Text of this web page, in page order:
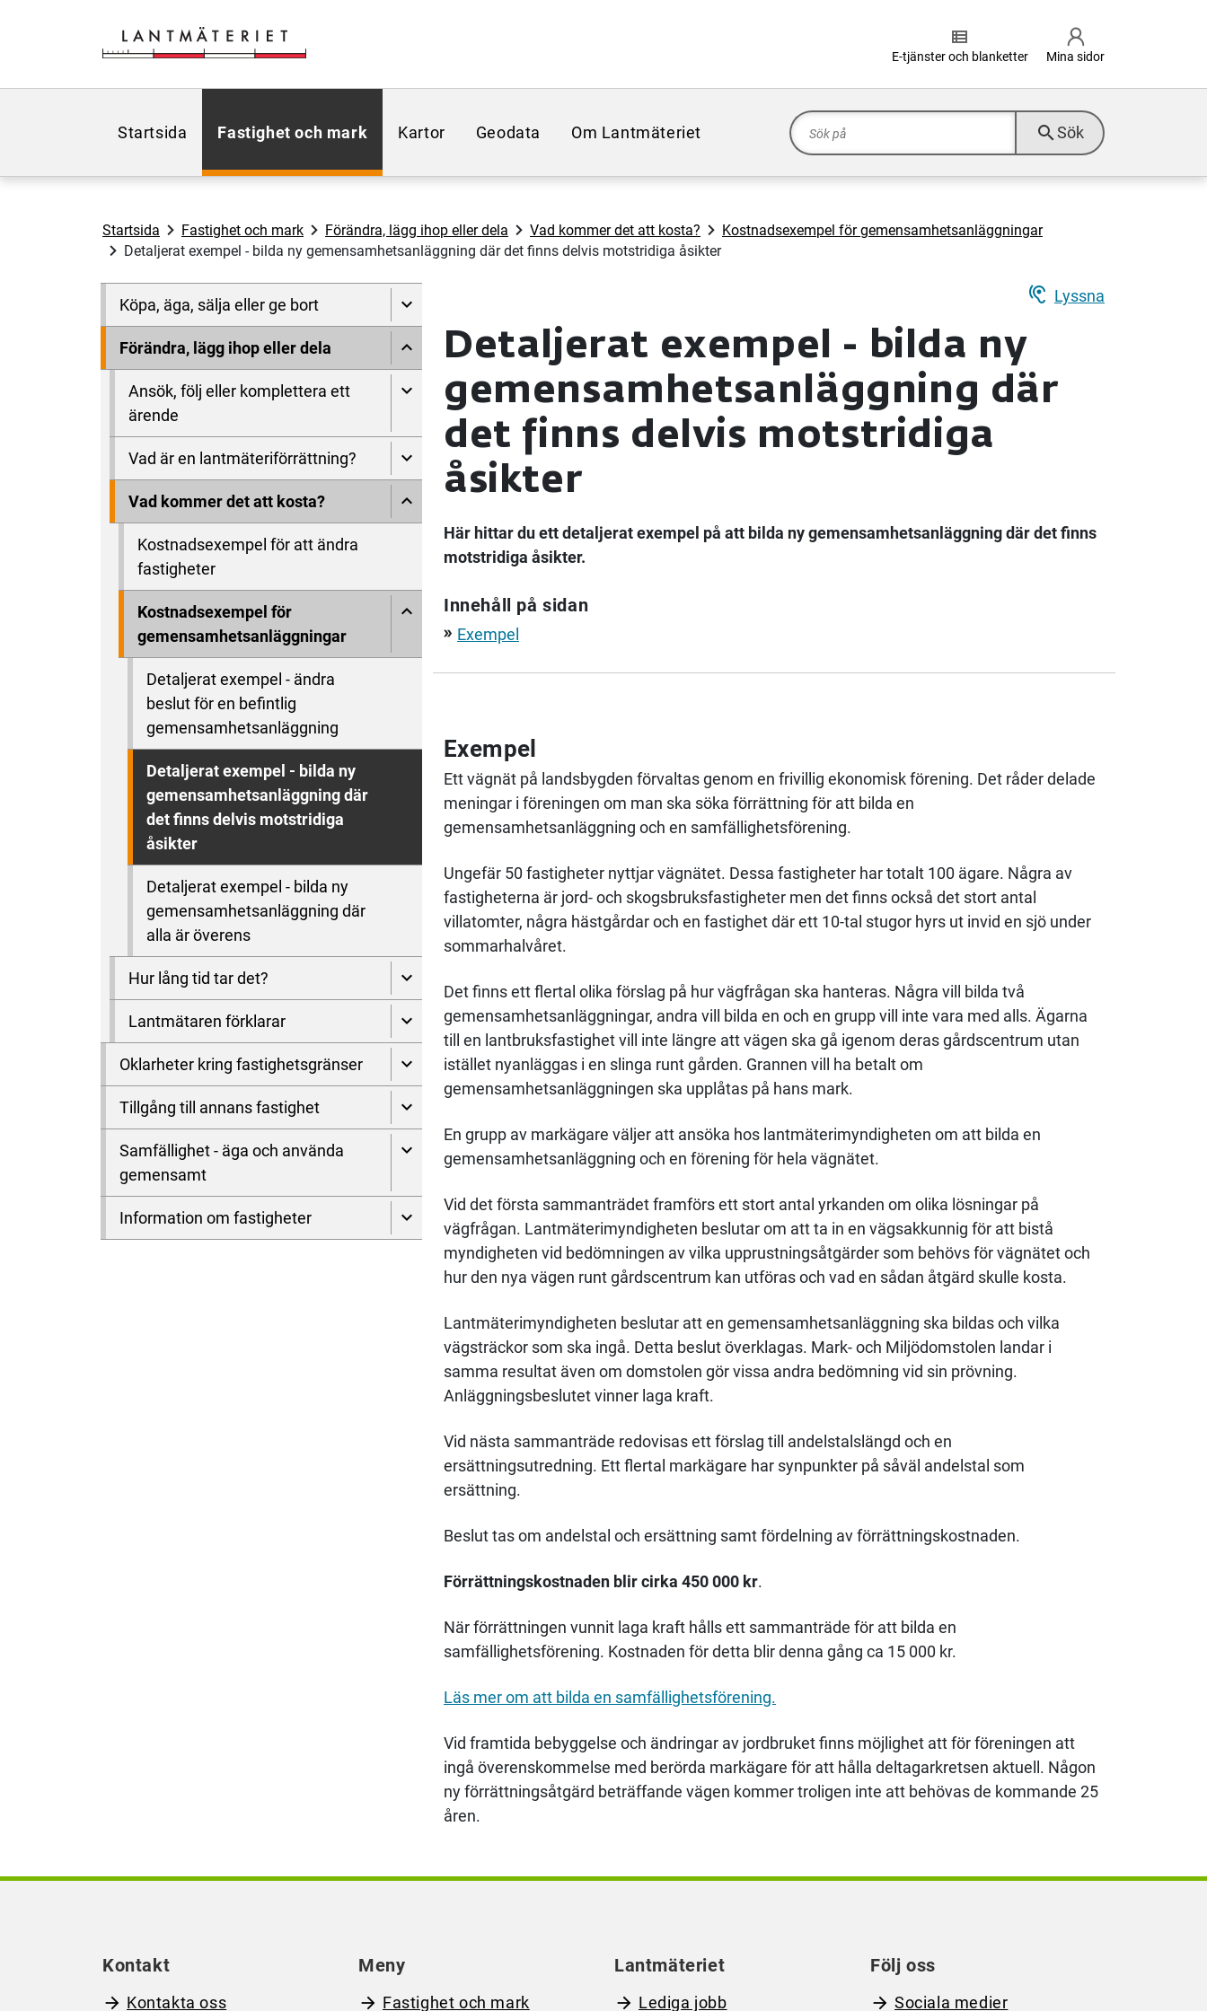
view_list
E-tjänster och blanketter Mina sidor
Startsida Fastighet och mark Kartor Geodata Om Lantmäteriet search Sök
Startsida Fastighet och mark Förändra, lägg ihop eller dela Vad kommer det att kosta?
Kostnadsexempel för gemensamhetsanläggningar
Detaljerat exempel - bilda ny gemensamhetsanläggning där det finns delvis motstridiga åsikter
Köpa, äga, sälja eller ge bort
Förändra, lägg ihop eller dela
Ansök, följ eller komplettera ett
ärende
Vad är en lantmäteriförrättning?
Vad kommer det att kosta?
Kostnadsexempel för att ändra
fastigheter
Kostnadsexempel för
gemensamhetsanläggningar
Detaljerat exempel - ändra
beslut för en befintlig
gemensamhetsanläggning
Detaljerat exempel - bilda ny
gemensamhetsanläggning där
det finns delvis motstridiga
åsikter
Detaljerat exempel - bilda ny
gemensamhetsanläggning där
alla är överens
Hur lång tid tar det?
Lantmätaren förklarar
Oklarheter kring fastighetsgränser
Tillgång till annans fastighet
Samfällighet - äga och använda
gemensamt
Information om fastigheter
hearing Lyssna
Detaljerat exempel - bilda ny
gemensamhetsanläggning där
det finns delvis motstridiga
åsikter
Här hittar du ett detaljerat exempel på att bilda ny gemensamhetsanläggning där det finns
motstridiga åsikter.
Innehåll på sidan
double_arrow Exempel
Exempel
Ett vägnät på landsbygden förvaltas genom en frivillig ekonomisk förening. Det råder delade
meningar i föreningen om man ska söka förrättning för att bilda en
gemensamhetsanläggning och en samfällighetsförening.
Ungefär 50 fastigheter nyttjar vägnätet. Dessa fastigheter har totalt 100 ägare. Några av
fastigheterna är jord- och skogsbruksfastigheter men det finns också det stort antal
villatomter, några hästgårdar och en fastighet där ett 10-tal stugor hyrs ut invid en sjö under
sommarhalvåret.
Det finns ett flertal olika förslag på hur vägfrågan ska hanteras. Några vill bilda två
gemensamhetsanläggningar, andra vill bilda en och en grupp vill inte vara med alls. Ägarna
till en lantbruksfastighet vill inte längre att vägen ska gå igenom deras gårdscentrum utan
istället nyanläggas i en slinga runt gården. Grannen vill ha betalt om
gemensamhetsanläggningen ska upplåtas på hans mark.
En grupp av markägare väljer att ansöka hos lantmäterimyndigheten om att bilda en
gemensamhetsanläggning och en förening för hela vägnätet.
Vid det första sammanträdet framförs ett stort antal yrkanden om olika lösningar på
vägfrågan. Lantmäterimyndigheten beslutar om att ta in en vägsakkunnig för att bistå
myndigheten vid bedömningen av vilka upprustningsåtgärder som behövs för vägnätet och
hur den nya vägen runt gårdscentrum kan utföras och vad en sådan åtgärd skulle kosta.
Lantmäterimyndigheten beslutar att en gemensamhetsanläggning ska bildas och vilka
vägsträckor som ska ingå. Detta beslut överklagas. Mark- och Miljödomstolen landar i
samma resultat även om domstolen gör vissa andra bedömning vid sin prövning.
Anläggningsbeslutet vinner laga kraft.
Vid nästa sammanträde redovisas ett förslag till andelstalslängd och en
ersättningsutredning. Ett flertal markägare har synpunkter på såväl andelstal som
ersättning.
Beslut tas om andelstal och ersättning samt fördelning av förrättningskostnaden.
Förrättningskostnaden blir cirka 450 000 kr.
När förrättningen vunnit laga kraft hålls ett sammanträde för att bilda en
samfällighetsförening. Kostnaden för detta blir denna gång ca 15 000 kr.
Läs mer om att bilda en samfällighetsförening.
Vid framtida bebyggelse och ändringar av jordbruket finns möjlighet att för föreningen att
ingå överenskommelse med berörda markägare för att hålla deltagarkretsen aktuell. Någon
ny förrättningsåtgärd beträffande vägen kommer troligen inte att behövas de kommande 25
åren.
Kontakt
Kontakta oss
Meny
Fastighet och mark
Lantmäteriet
Lediga jobb
Följ oss
Sociala medier